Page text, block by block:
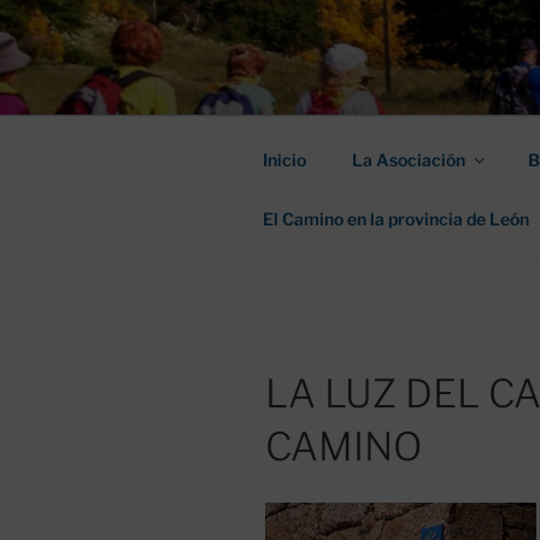
Saltar
al
contenido
SANTIAGO
Inicio La Asociación
El Camino en la provincia de León
LA LUZ DEL
CAMINO